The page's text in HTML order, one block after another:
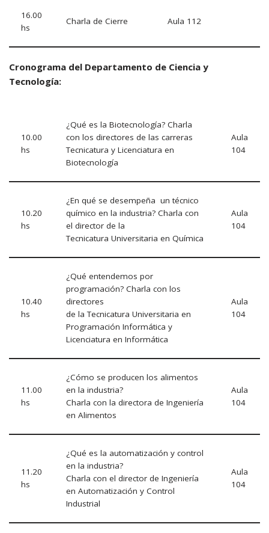
16.00
hs
Charla de Cierre Aula 112
Cronograma del Departamento de Ciencia y
Tecnología:
10.00
hs
¿Qué es la Biotecnología? Charla
con los directores de las carreras
Tecnicatura y Licenciatura en
Biotecnología
Aula
104
10.20
hs
¿En qué se desempeña un técnico
químico en la industria? Charla con
el director de la
Tecnicatura Universitaria en Química
Aula
104
10.40
hs
¿Qué entendemos por
programación? Charla con los
directores
de la Tecnicatura Universitaria en
Programación Informática y
Licenciatura en Informática
Aula
104
11.00
hs
¿Cómo se producen los alimentos
en la industria?
Charla con la directora de Ingeniería
en Alimentos
Aula
104
11.20
hs
¿Qué es la automatización y control
en la industria?
Charla con el director de Ingeniería
en Automatización y Control
Industrial
Aula
104